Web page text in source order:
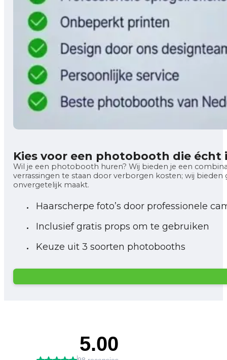
Kies voor een photobooth die
Wil je een photobooth huren? Wij bieden je een
verrassingen te staan door verborgen kosten; wij
onvergetelijk maakt.
Haarscherpe foto’s door professionele
Inclusief gratis props om te gebruiken
Keuze uit 3 soorten photobooths